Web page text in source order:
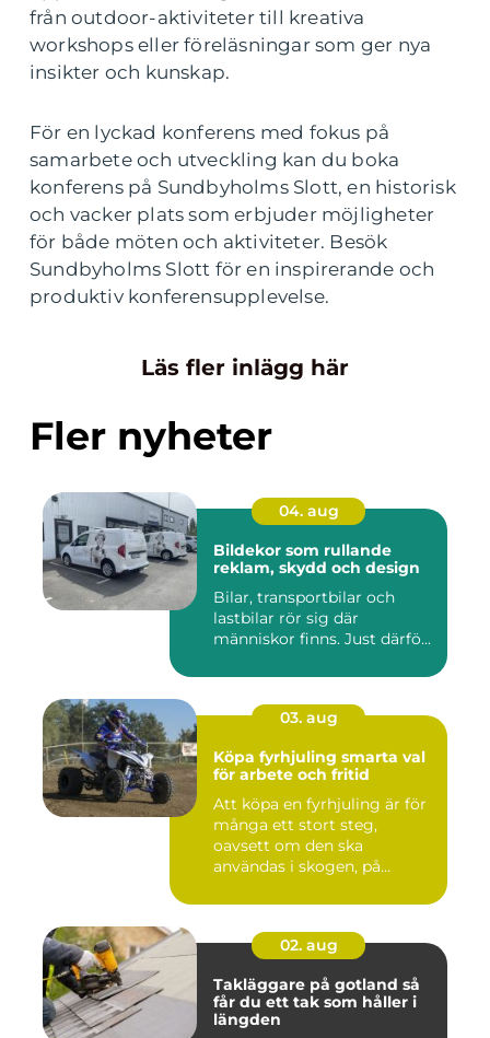
från outdoor-aktiviteter till kreativa
workshops eller föreläsningar som ger nya
insikter och kunskap.
För en lyckad konferens med fokus på
samarbete och utveckling kan du boka
konferens på Sundbyholms Slott, en historisk
och vacker plats som erbjuder möjligheter
för både möten och aktiviteter. Besök
Sundbyholms Slott för en inspirerande och
produktiv konferensupplevelse.
Läs fler inlägg här
Fler nyheter
04. aug
Bildekor som rullande
reklam, skydd och design
Bilar, transportbilar och
lastbilar rör sig där
människor finns. Just därfö...
03. aug
Köpa fyrhjuling smarta val
för arbete och fritid
Att köpa en fyrhjuling är för
många ett stort steg,
oavsett om den ska
användas i skogen, på
02. aug
Takläggare på gotland så
får du ett tak som håller i
längden